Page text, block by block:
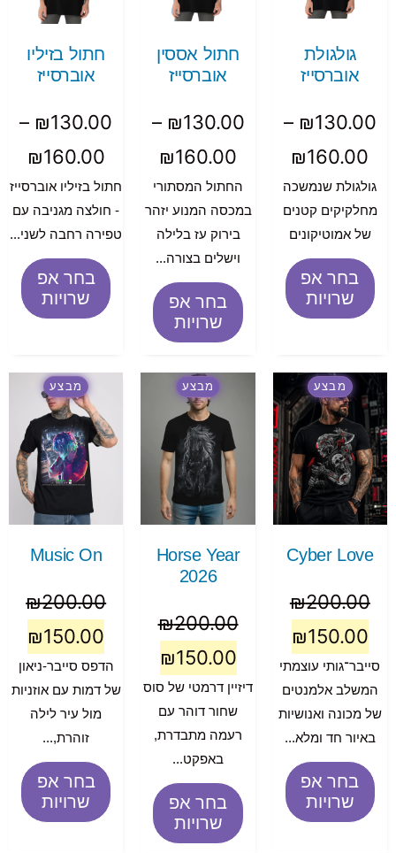
גולגולת
אוברסייז
₪130.00
–
₪160.00
גולגולת שנמשכה
מחלקיקים קטנים
של אמוטיקונים
בחר אפ
שרויות
חתול אססין
אוברסייז
₪130.00
–
₪160.00
החתול המסתורי
במכסה המנוע יזהר
בירוק עז בלילה
וישלים בצורה...
בחר אפ
שרויות
חתול בזיליו
אוברסייז
₪130.00
–
₪160.00
חתול בזיליו אוברסייז
- חולצה מגניבה עם
טפירה רחבה לשני...
בחר אפ
שרויות
מבצע
Cyber Love
₪200.00
₪150.00
סייבר־גותי עוצמתי
המשלב אלמנטים
של מכונה ואנושיות
באיור חד ומלא...
בחר אפ
שרויות
מבצע
Horse Year
2026
₪200.00
₪150.00
דיזיין דרמטי של סוס
שחור דוהר עם
רעמה מתבדרת,
באפקט...
בחר אפ
שרויות
מבצע
Music On
₪200.00
₪150.00
הדפס סייבר-ניאון
של דמות עם אוזניות
מול עיר לילה
זוהרת,...
בחר אפ
שרויות